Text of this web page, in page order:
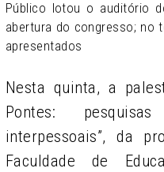
Público lotou o auditório
abertura do congresso; no
apresentados
Nesta quinta, a
Pontes:
interpessoais”, da
Faculdade de